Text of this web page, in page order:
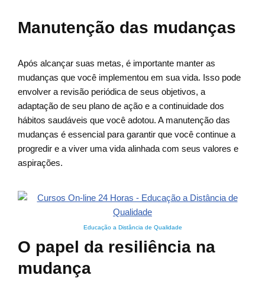
Manutenção das mudanças
Após alcançar suas metas, é importante manter as
mudanças que você implementou em sua vida. Isso pode
envolver a revisão periódica de seus objetivos, a
adaptação de seu plano de ação e a continuidade dos
hábitos saudáveis que você adotou. A manutenção das
mudanças é essencial para garantir que você continue a
progredir e a viver uma vida alinhada com seus valores e
aspirações.
Educação a Distância de Qualidade
O papel da resiliência na
mudança